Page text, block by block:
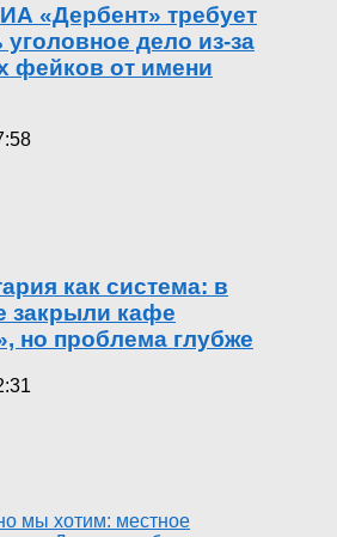
«Дербент» требует
уголовное дело из-за
фейков от имени
как система: в
закрыли кафе
но проблема глубже